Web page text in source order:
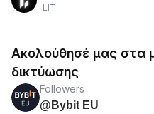
LIT
Ακολούθησέ μας στα
δικτύωσης
Followers
@Bybit EU